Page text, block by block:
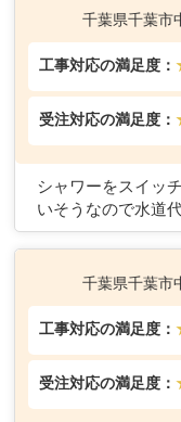
千葉県千葉市
工事対応の満足度：
受注対応の満足度：
シャワーをスイッ
いそうなので水道
千葉県千葉市
工事対応の満足度：
受注対応の満足度：